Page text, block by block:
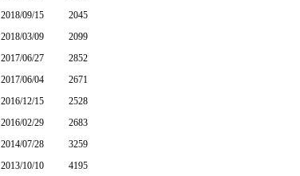
2018/09/15
2045
2018/03/09
2099
2017/06/27
2852
2017/06/04
2671
2016/12/15
2528
2016/02/29
2683
2014/07/28
3259
2013/10/10
4195